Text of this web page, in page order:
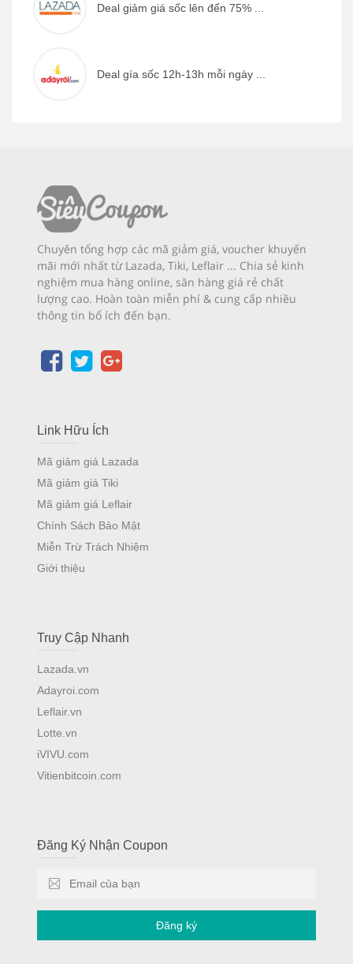
Deal giảm giá sốc lên đến 75% ...
Deal gía sốc 12h-13h mỗi ngày ...
Chuyên tổng hợp các mã giảm giá, voucher khuyến
mãi mới nhất từ Lazada, Tiki, Leflair ... Chia sẻ kinh
nghiệm mua hàng online, săn hàng giá rẻ chất
lượng cao. Hoàn toàn miễn phí & cung cấp nhiều
thông tin bổ ích đến bạn.
Link Hữu Ích
Mã giảm giá Lazada
Mã giảm giá Tiki
Mã giảm giá Leflair
Chính Sách Bảo Mật
Miễn Trừ Trách Nhiệm
Giới thiệu
Truy Cập Nhanh
Lazada.vn
Adayroi.com
Leflair.vn
Lotte.vn
iVIVU.com
Vitienbitcoin.com
Đăng Ký Nhận Coupon
Đăng ký